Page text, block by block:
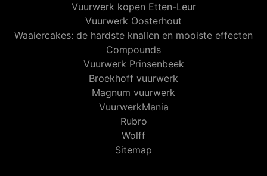
Vuurwerk kopen Etten-Leur
Vuurwerk Oosterhout
Waaiercakes: de hardste knallen en mooiste effecten
Compounds
Vuurwerk Prinsenbeek
Broekhoff vuurwerk
Magnum vuurwerk
VuurwerkMania
Rubro
Wolff
Sitemap